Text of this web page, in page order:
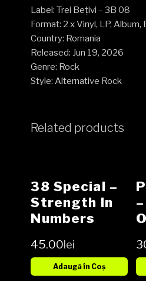
Vinyl,
LP,
Album,
Reissue,
Remastered,
NOU
Label: Trei Bețivi – 3B 08
Format: 2 x Vinyl, LP,
Country: Romania
Released: Jun 19, 2026
Genre: Rock
Style: Alternative Rock
Related products
38 Special ‎–
Strength In
Numbers
Album media
EX cover G+
45.00lei
Adaugă în Coș